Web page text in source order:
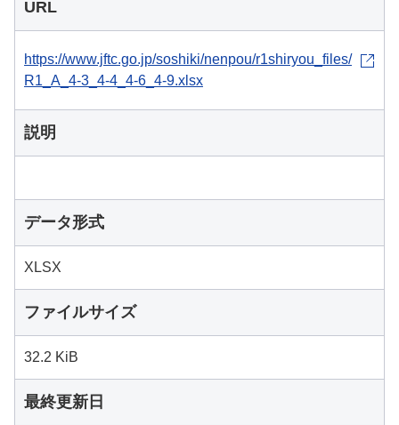
URL
https://www.jftc.go.jp/soshiki/nenpou/r1shiryou_files/
R1_A_4-3_4-4_4-6_4-9.xlsx
説明
データ形式
XLSX
ファイルサイズ
32.2 KiB
最終更新日